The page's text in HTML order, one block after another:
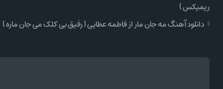
ریمیکس )
دانلود آهنگ مه جان مار از فاطمه عطایی ( رفیق بی کلک می جان ماره )